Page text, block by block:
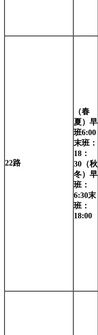
22路
（春
夏）早
班6:00
末班：
18：
30（秋
冬）早
班：
6:30末
班：
18:00